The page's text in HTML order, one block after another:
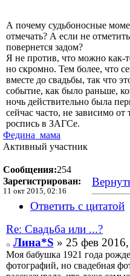
А почему судьбоносные
отмечать? А если не
повернется задом?
Я не против, что можно как-
но скромно. Тем более, что
вместе до свадьбы, так что
событие, как было раньше,
ночь действительно была
сейчас часто, не зависимо от
роспись в ЗАГСе.
Федина_мама
Активный участник
Сообщения:254
Зарегистрирован:
11 окт 2015, 02:16
Ответить с цитатой
Re: Свадьба или ...?
Лина*S » 25 фев
Моя бабушка 1921 года
фотографий, но свадебная